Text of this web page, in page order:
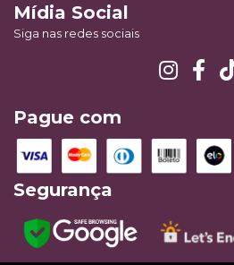
Mídia Social
Siga nas redes sociais
Pague com
Segurança